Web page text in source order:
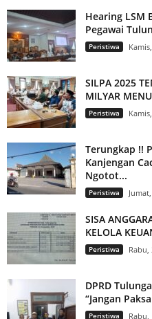
Hearing LSM
Pegawai
Peristiwa
SILPA 2025
MILYAR
Peristiwa
Terungkap !!
Kanjengan
Ngotot...
Peristiwa
SISA
KELOLA
Peristiwa Rabu,
DPRD
“Jangan
Peristiwa Rabu,